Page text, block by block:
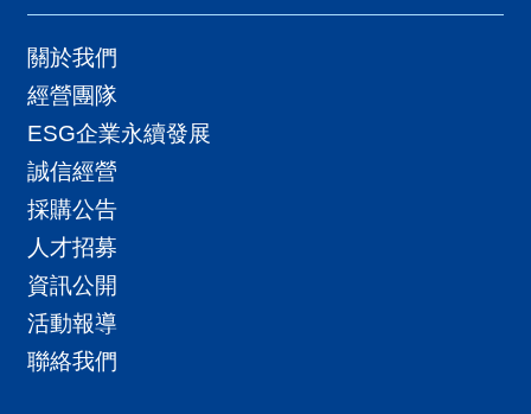
球
網
絡
美
國
對
等
關
稅
關於我們
經營團隊
ESG企業永續發展
誠信經營
採購公告
人才招募
資訊公開
活動報導
聯絡我們